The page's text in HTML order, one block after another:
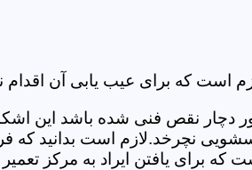
که برای عیب یابی آن اقدام
دچار نقص فنی شده باشد این
نچرخد.لازم است بدانید که
برای یافتن ایراد به مرکز